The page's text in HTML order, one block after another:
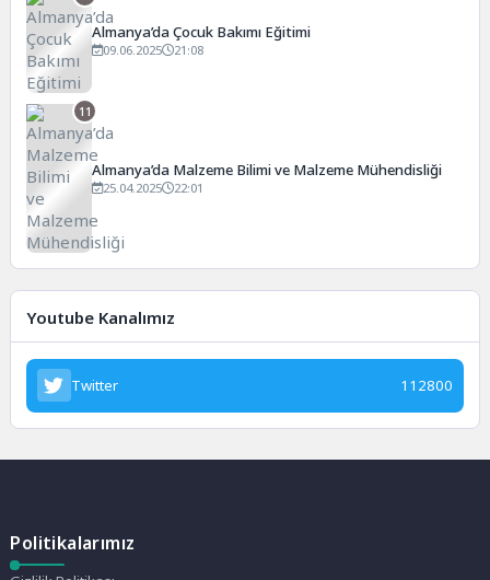
Almanya’da Çocuk Bakımı Eğitimi
09.06.2025 21:08
11
Almanya’da Malzeme Bilimi ve Malzeme Mühendisliği
25.04.2025 22:01
Youtube Kanalımız
Twitter 112800
Politikalarımız